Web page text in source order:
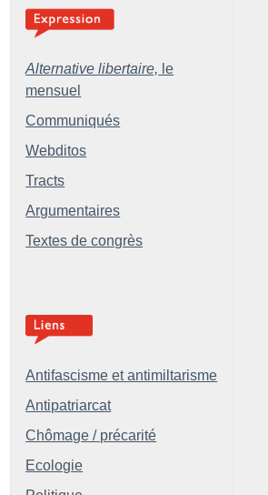
Alternative libertaire, le
mensuel
Communiqués
Webditos
Tracts
Argumentaires
Textes de congrès
Antifascisme et antimiltarisme
Antipatriarcat
Chômage / précarité
Ecologie